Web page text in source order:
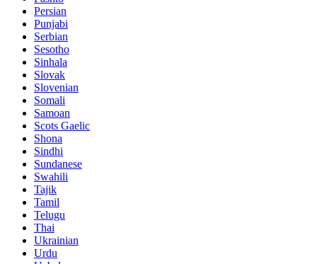
Persian
Punjabi
Serbian
Sesotho
Sinhala
Slovak
Slovenian
Somali
Samoan
Scots Gaelic
Shona
Sindhi
Sundanese
Swahili
Tajik
Tamil
Telugu
Thai
Ukrainian
Urdu